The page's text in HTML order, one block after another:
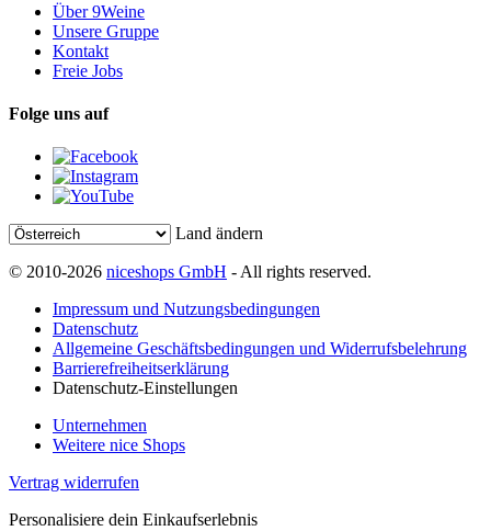
Über 9Weine
Unsere Gruppe
Kontakt
Freie Jobs
Folge uns auf
Land ändern
© 2010-2026 niceshops GmbH - All rights reserved.
Impressum und Nutzungsbedingungen
Datenschutz
Allgemeine Geschäftsbedingungen und Widerrufsbelehrung
Barrierefreiheitserklärung
Datenschutz-Einstellungen
Unternehmen
Weitere nice Shops
Vertrag widerrufen
Personalisiere dein Einkaufserlebnis